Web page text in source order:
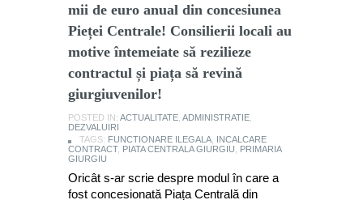
mii de euro anual din concesiunea
Pieței Centrale! Consilierii locali au
motive întemeiate să rezilieze
contractul și piața să revină
giurgiuvenilor!
POSTED IN: ACTUALITATE ADMINISTRATIE
DEZVALUIRI
TAGS: FUNCTIONARE ILEGALA INCALCARE
CONTRACT, PIATA CENTRALA GIURGIU
PRIMARIA
GIURGIU
Oricât s-ar scrie despre modul în care a
fost concesionată Piața Centrală din